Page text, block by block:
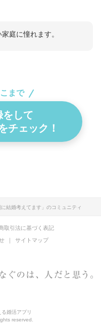
庭に憧れます。
まで
をして
チェック！
に結婚考えてます」のコミュニティ
取引法に基づく表記
サイトマップ
婚活アプリ
reserved.